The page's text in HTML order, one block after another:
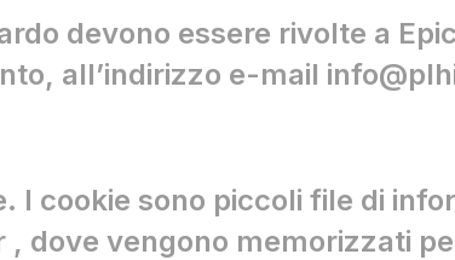
devono essere rivolte a
all’indirizzo e-mail
I cookie sono piccoli file di
dove vengono memorizzati